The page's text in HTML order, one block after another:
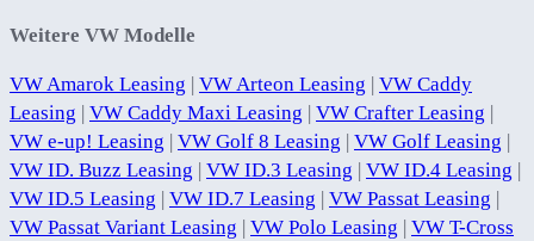
Weitere VW Modelle
VW Amarok Leasing VW Arteon Leasing
VW Caddy
Leasing
VW Caddy Maxi Leasing VW Crafter Leasing
VW e-up! Leasing
VW Golf 8 Leasing VW Golf Leasing
VW ID. Buzz Leasing
VW ID.3 Leasing VW ID.4 Leasing
VW ID.5 Leasing
VW ID.7 Leasing VW Passat Leasing
VW Passat Variant Leasing
VW Polo Leasing
VW T-Cross